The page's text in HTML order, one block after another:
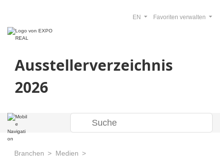
Ausstellerverzeichnis
2026
Favoriten verwalten
EN
Branchen Medien